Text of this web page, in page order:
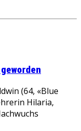
(64, «Blue
Hilaria,